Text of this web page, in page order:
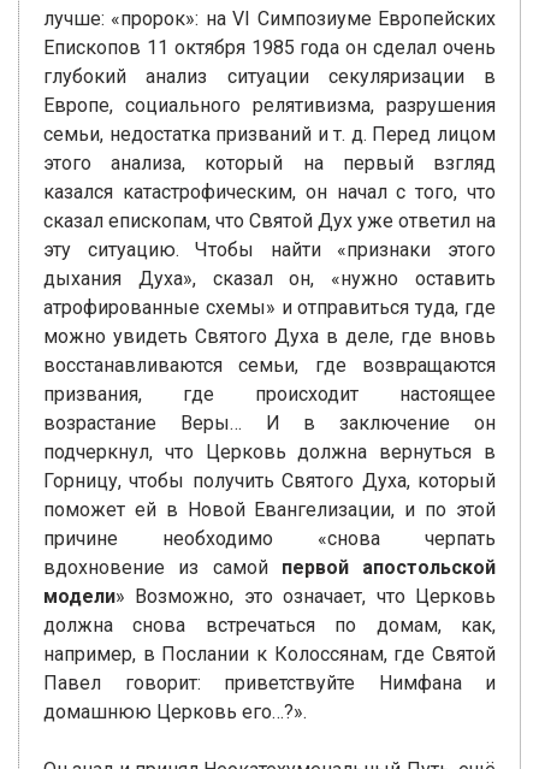
лучше: «пророк»: на VI Симпозиуме Европейских
Епископов 11 октября 1985 года он сделал очень
глубокий анализ ситуации секуляризации в
Европе, социального релятивизма, разрушения
семьи, недостатка призваний и т. д. Перед лицом
этого анализа, который на первый взгляд
казался катастрофическим, он начал с того, что
сказал епископам, что Святой Дух уже ответил на
эту ситуацию. Чтобы найти «признаки этого
дыхания Духа», сказал он, «нужно оставить
атрофированные схемы» и отправиться туда, где
можно увидеть Святого Духа в деле, где вновь
восстанавливаются семьи, где возвращаются
призвания, где происходит настоящее
возрастание Веры… И в заключение он
подчеркнул, что Церковь должна вернуться в
Горницу, чтобы получить Святого Духа, который
поможет ей в Новой Евангелизации, и по этой
причине необходимо «снова черпать
вдохновение из самой первой апостольской
модели» Возможно, это означает, что Церковь
должна снова встречаться по домам, как,
например, в Послании к Колоссянам, где Святой
Павел говорит: приветствуйте Нимфана и
домашнюю Церковь его…?».